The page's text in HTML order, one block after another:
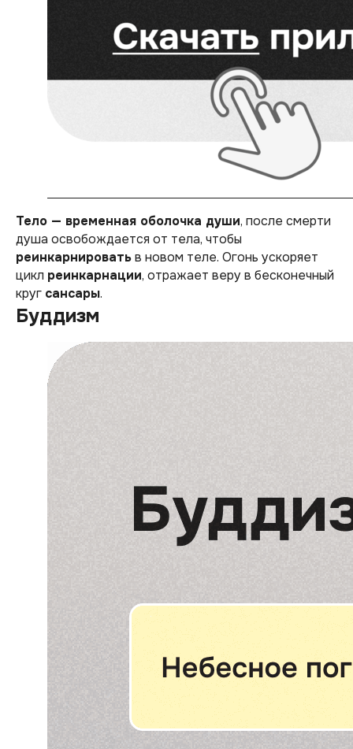
Тело — временная оболочка души, после смерти
душа освобождается от тела, чтобы
реинкарнироватьв новом теле. Огонь ускоряет
цикл реинкарнации, отражает веру в бесконечный
круг сансары.
Буддизм